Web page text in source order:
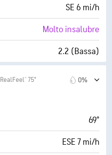
5 (Medio)
0%
6 mi
SE 6 mi/h
Molto insalubre
2.2 (Bassa)
33° F
10 (Molto luminoso)
RealFeel® 75° 0%
69°
ESE 7 mi/h